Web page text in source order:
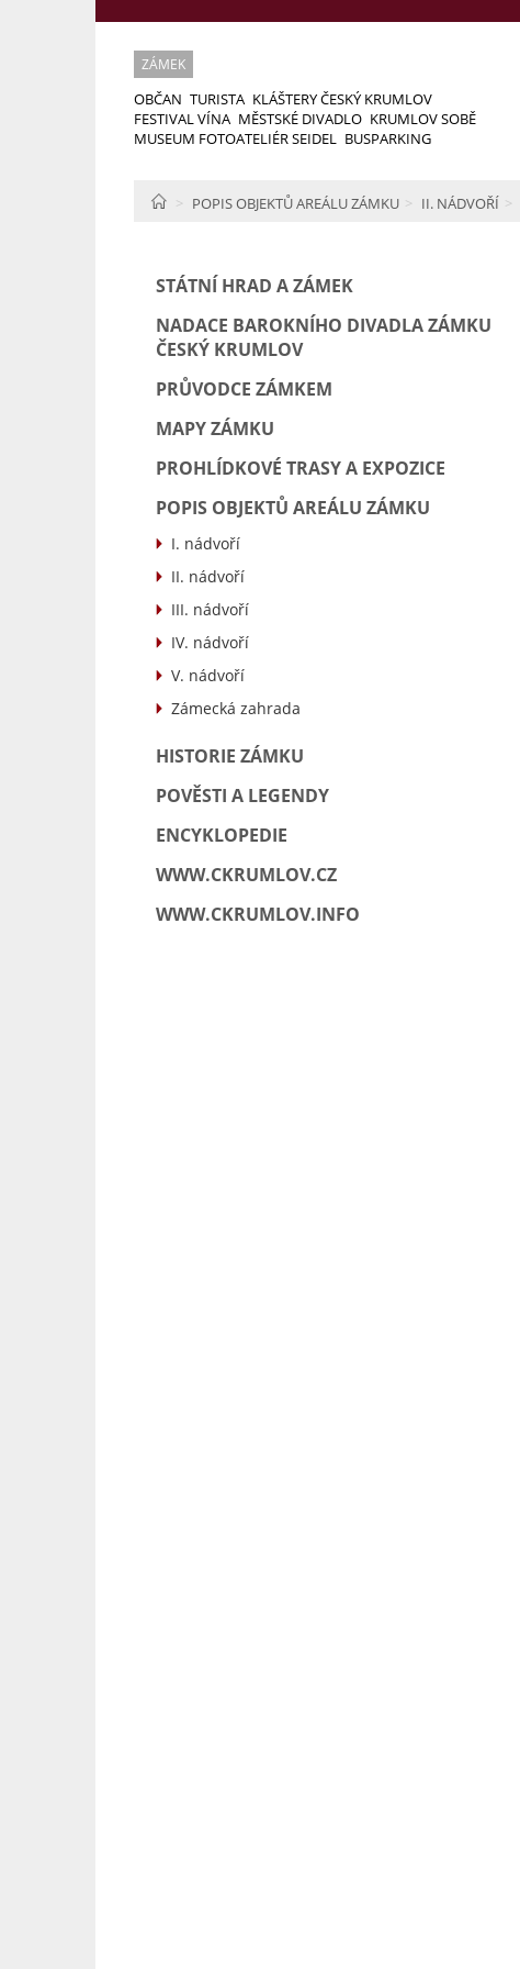
ZÁMEK
OBČAN TURISTA KLÁŠTERY ČESKÝ KRUMLOV
FESTIVAL VÍNA MĚSTSKÉ DIVADLO KRUMLOV SOBĚ
MUSEUM FOTOATELIÉR SEIDEL BUSPARKING
HOMEPOPIS OBJEKTŮ AREÁLU ZÁMKU II. NÁDVOŘÍ
STÁTNÍ HRAD A ZÁMEK
NADACE BAROKNÍHO DIVADLA ZÁMKU
ČESKÝ KRUMLOV
PRŮVODCE ZÁMKEM
MAPY ZÁMKU
PROHLÍDKOVÉ TRASY A EXPOZICE
POPIS OBJEKTŮ AREÁLU ZÁMKU
I. nádvoří
II. nádvoří
III. nádvoří
IV. nádvoří
V. nádvoří
Zámecká zahrada
HISTORIE ZÁMKU
POVĚSTI A LEGENDY
ENCYKLOPEDIE
WWW.CKRUMLOV.CZ
WWW.CKRUMLOV.INFO